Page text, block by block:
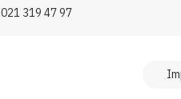
021 319 47 97